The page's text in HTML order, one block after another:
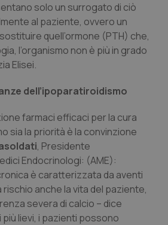
solo un surrogato di ciò
al paziente, ovvero un
quell’ormone (PTH) che,
l’organismo non è più in grado
Elisei.
dell’ipoparatiroidismo
farmaci efficaci per la cura
sia la priorità è la convinzione
, Presidente
Endocrinologi: (AME):
è caratterizzata da aventi
anche la vita del paziente,
severa di calcio – dice
più lievi, i pazienti possono